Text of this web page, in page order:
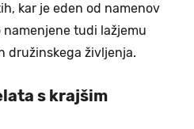
kar je eden od namenov
namenjene tudi lažjemu
družinskega življenja.
s krajšim